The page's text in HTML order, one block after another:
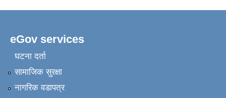
eGov services
घटना दर्ता
सामाजिक सुरक्षा
नागरिक वडापत्र